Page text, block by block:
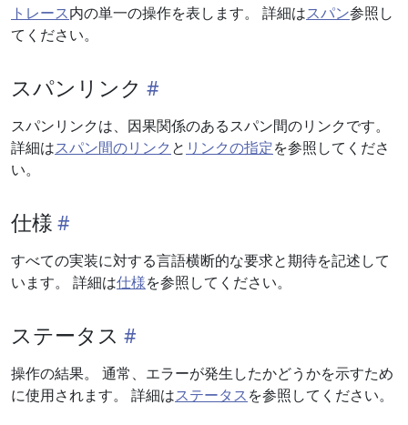
トレース内の単一の操作を表します。 詳細はスパン参照し
てください。
スパンリンク
スパンリンクは、因果関係のあるスパン間のリンクです。
詳細はスパン間のリンク と リンクの指定を参照してくださ
い。
仕様
すべての実装に対する言語横断的な要求と期待を記述して
います。 詳細は仕様を参照してください。
ステータス
操作の結果。 通常、エラーが発生したかどうかを示すため
に使用されます。 詳細はステータスを参照してください。